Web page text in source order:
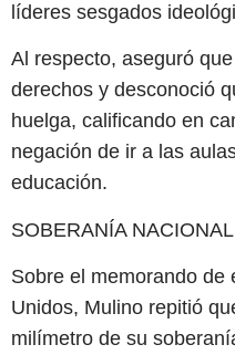
líderes sesgados
Al respecto, aseguró
derechos y desconoció
huelga, calificando en
negación de ir a las
educación.
SOBERANÍA NACIONAL
Sobre el memorando de
Unidos, Mulino repitió
milímetro de su